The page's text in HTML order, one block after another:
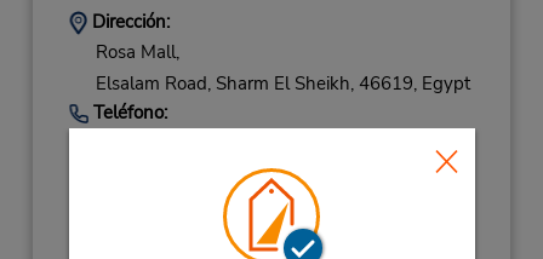
Dirección:
Rosa Mall,
Elsalam Road, Sharm El Sheikh, 46619, Egypt
Teléfono:
Horario de servicio:
Sun - Sat 10:00 AM - 10:00 PM
Ubicación para depositar llaves